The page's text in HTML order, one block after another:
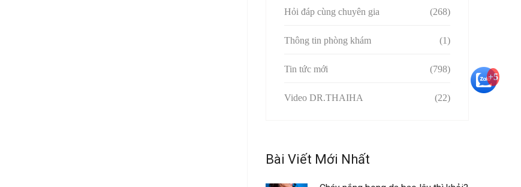
Hỏi đáp cùng chuyên gia (268)
Thông tin phòng khám (1)
Tin tức mới (798)
Video DR.THAIHA (22)
Bài Viết Mới Nhất
+5